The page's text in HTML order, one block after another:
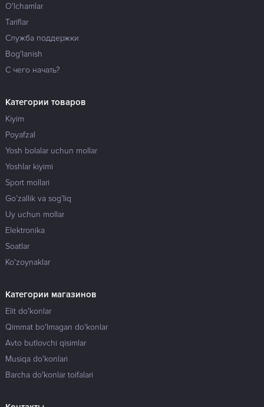
O'lchamlar
Tariflar
Служба поддержки
Bog'lanish
С чего начать?
Категории товаров
Kiyim
Poyafzal
Yosh bolalar uchun mollar
Yoshlar kiyimi
Sport mollari
Go’zallik va sog’liq
Uy uchun mollar
Elektronika
Soatlar
Ko'zoynaklar
Категории магазинов
Elit do'konlar
Qimmat bo'lmagan do'konlar
Avto butlovchi qisimlar
Musiqa do'konlari
Barcha do'konlar toifalari